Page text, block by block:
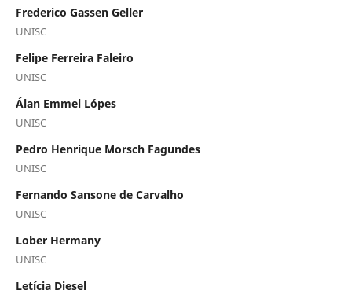
Frederico Gassen Geller
UNISC
Felipe Ferreira Faleiro
UNISC
Álan Emmel Lópes
UNISC
Pedro Henrique Morsch Fagundes
UNISC
Fernando Sansone de Carvalho
UNISC
Lober Hermany
UNISC
Letícia Diesel